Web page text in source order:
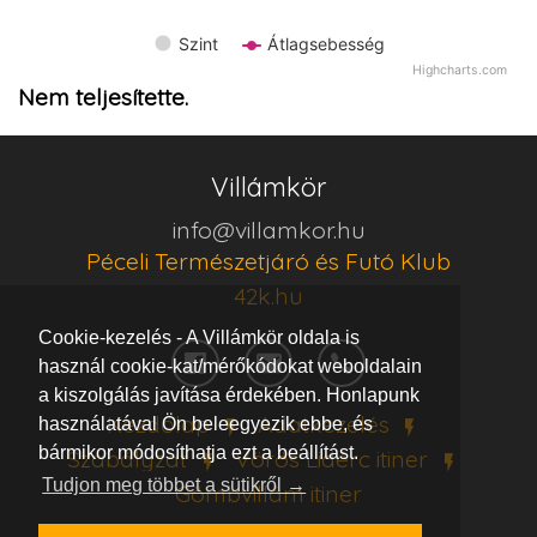
Cookie-kezelés - A Villámkör oldala is
használ cookie-kat/mérőkódokat weboldalain
a kiszolgálás javítása érdekében. Honlapunk
használatával Ön beleegyezik ebbe, és
bármikor módosíthatja ezt a beállítást.
Tudjon meg többet a sütikről →
Szint Átlagsebesség
Highcharts.com
Nem teljesítette.
Villámkör
info@villamkor.hu
Péceli Természetjáró és Futó Klub
42k.hu
Kezdőlap
Adatkezelés
Szabályzat
Vörös Lidérc itiner
Gömbvillám itiner